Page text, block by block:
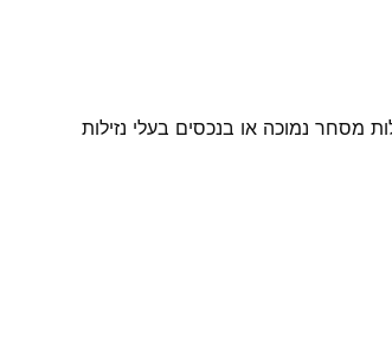
מסחר נמוכה או בנכסים בעלי נזילות